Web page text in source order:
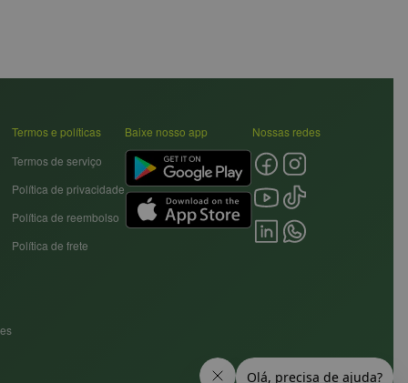
Termos e políticas
Termos de serviço
Política de privacidade
Política de reembolso
Política de frete
Baixe nosso app Nossas redes